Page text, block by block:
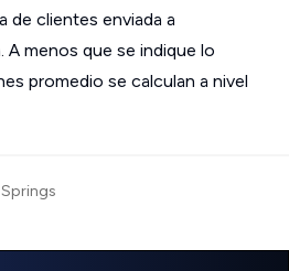
de clientes enviada a
menos que se indique lo
promedio se calculan a nivel